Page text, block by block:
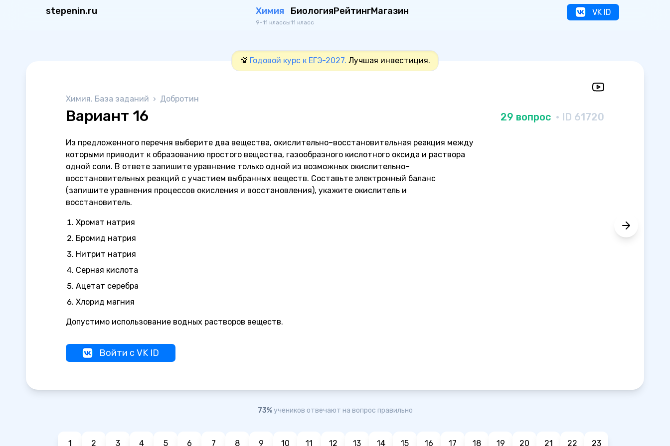
stepenin.ru Химия
9-11 классы
Биология
11 класс
РейтингМагазин VK ID
💯 Годовой курс к ЕГЭ-2027. Лучшая инвестиция.
Химия. База заданий › Добротин
Вариант 16 29 вопрос · ID 61720
Из предложенного перечня выберите два вещества, окислительно–восстановительная реакция между
которыми приводит к образованию простого вещества, газообразного кислотного оксида и раствора
одной соли. В ответе запишите уравнение только одной из возможных окислительно–
восстановительных реакций с участием выбранных веществ. Составьте электронный баланс
(запишите уравнения процессов окисления и восстановления), укажите окислитель и
восстановитель.
Хромат натрия
Бромид натрия
Нитрит натрия
Серная кислота
Ацетат серебра
Хлорид магния
Допустимо использование водных растворов веществ.
Войти с VK ID
73%учеников отвечают на вопрос правильно
1 2 3 4 5 6 7 8 9 10 11 12 13 14 15 16 17 18 19 20 21 22 23